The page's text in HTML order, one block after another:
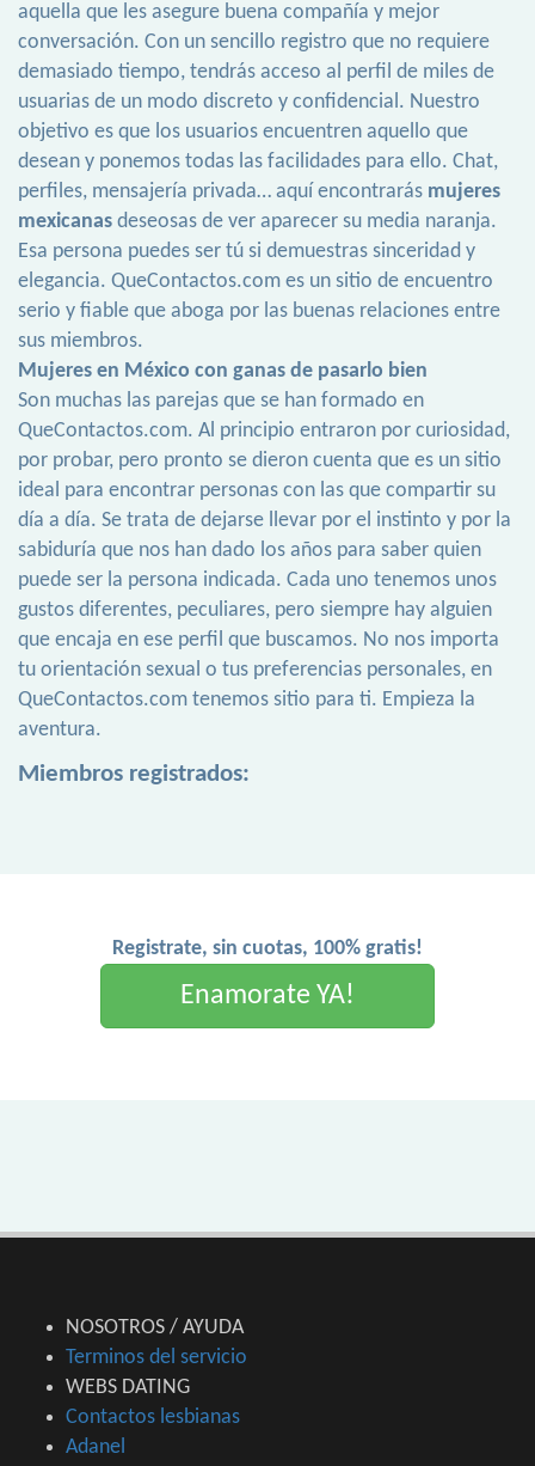
aquella que les asegure buena compañía y mejor
conversación. Con un sencillo registro que no requiere
demasiado tiempo, tendrás acceso al perfil de miles de
usuarias de un modo discreto y confidencial. Nuestro
objetivo es que los usuarios encuentren aquello que
desean y ponemos todas las facilidades para ello. Chat,
perfiles, mensajería privada… aquí encontrarás mujeres
mexicanas deseosas de ver aparecer su media naranja.
Esa persona puedes ser tú si demuestras sinceridad y
elegancia. QueContactos.com es un sitio de encuentro
serio y fiable que aboga por las buenas relaciones entre
sus miembros.
Mujeres en México con ganas de pasarlo bien
Son muchas las parejas que se han formado en
QueContactos.com. Al principio entraron por curiosidad,
por probar, pero pronto se dieron cuenta que es un sitio
ideal para encontrar personas con las que compartir su
día a día. Se trata de dejarse llevar por el instinto y por la
sabiduría que nos han dado los años para saber quien
puede ser la persona indicada. Cada uno tenemos unos
gustos diferentes, peculiares, pero siempre hay alguien
que encaja en ese perfil que buscamos. No nos importa
tu orientación sexual o tus preferencias personales, en
QueContactos.com tenemos sitio para ti. Empieza la
aventura.
Miembros registrados:
Registrate, sin cuotas, 100% gratis!
Enamorate YA!
NOSOTROS / AYUDA
Terminos del servicio
WEBS DATING
Contactos lesbianas
Adanel